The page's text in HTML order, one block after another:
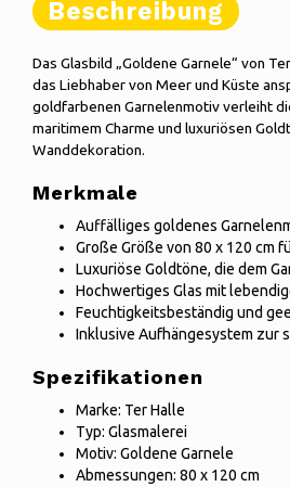
Beschreibung
Das Glasbild „Goldene Garnele“ von
das Liebhaber von Meer und Küste
goldfarbenen Garnelenmotiv verleiht
maritimem Charme und luxuriösen
Wanddekoration.
Merkmale
Auffälliges goldenes
Große Größe von 80 x 120 cm
Luxuriöse Goldtöne, die dem
Hochwertiges Glas mit
Feuchtigkeitsbeständig und
Inklusive Aufhängesystem zur
Spezifikationen
Marke: Ter Halle
Typ: Glasmalerei
Motiv: Goldene Garnele
Abmessungen: 80 x 120 cm